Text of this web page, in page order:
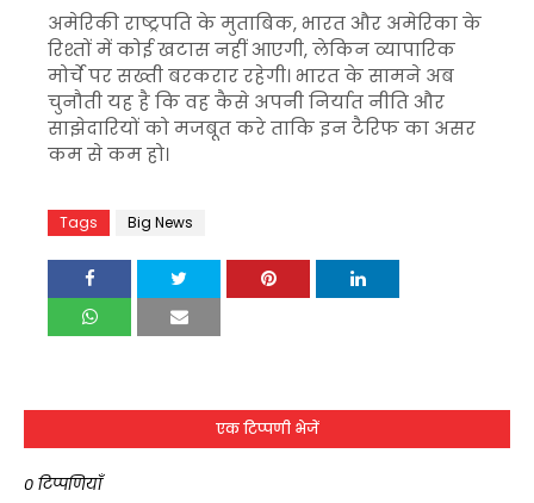
अमेरिकी राष्ट्रपति के मुताबिक, भारत और अमेरिका के
रिश्तों में कोई खटास नहीं आएगी, लेकिन व्यापारिक
मोर्चे पर सख्ती बरकरार रहेगी। भारत के सामने अब
चुनौती यह है कि वह कैसे अपनी निर्यात नीति और
साझेदारियों को मजबूत करे ताकि इन टैरिफ का असर
कम से कम हो।
Tags Big News
एक टिप्पणी भेजें
0 टिप्पणियाँ